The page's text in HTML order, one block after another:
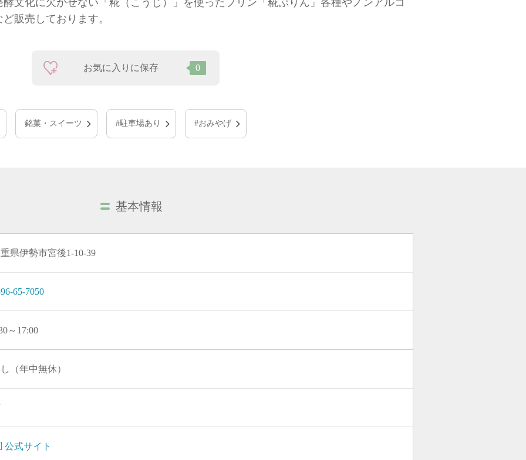
文化に欠かせない「糀（こうじ）」を使ったプリン「糀ぷりん」各種やノンアルコ
販売しております。
お気に入りに保存 0
銘菓・スイーツ #駐車場あり #おみやげ
基本情報
県伊勢市宮後1-10-39
65-7050
～17:00
（年中無休）
公式サイト